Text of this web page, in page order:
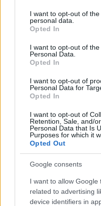
not limited to your visit or
grant or deny consent to
use your data for below
consent section.
I want to opt-out of
personal data.
Opted In
I want to opt-out of
Personal Data.
Opted In
I want to opt-out of
Personal Data for
Opted In
I want to opt-out of
Retention, Sale, and/
Personal Data that Is
Purposes for which it
Opted Out
Google consents
I want to allow Google
related to advertising
device identifiers in
Utolsó
számára?
A kígyó)
BY:ARMINVFABIAN2021. MÁJ
minisorozat 2021
csatornáján (az első
millióan nézték az
valós történet által